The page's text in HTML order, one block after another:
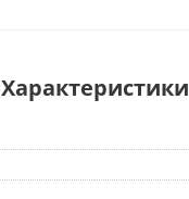
Характеристики